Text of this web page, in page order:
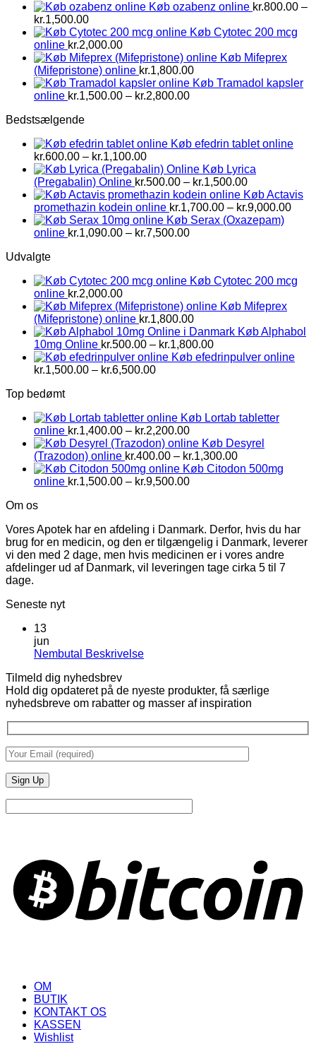
Køb ozabenz online kr.800.00 –
kr.1,500.00Prisinterval:
kr.800.00
til
kr.1,500.00
Køb Cytotec 200 mcg
online kr.2,000.00
Køb Mifeprex
(Mifepristone) online kr.1,800.00
Køb Tramadol kapsler
online kr.1,500.00 – kr.2,800.00Prisinterval:
Bedstsælgende
Køb efedrin tablet online
kr.600.00 – kr.1,100.00Prisinterval:
kr.600.00
til
kr.1,100.00
Køb Lyrica
(Pregabalin) Online kr.500.00 – kr.1,500.00Prisinterval:
kr.500.00
til
kr.1,500.00
Køb Actavis
promethazin kodein online kr.1,700.00 – kr.9,000.00
Køb Serax (Oxazepam)
online kr.1,090.00 – kr.7,500.00Prisinterval:
Udvalgte
Køb Cytotec 200 mcg
online kr.2,000.00
Køb Mifeprex
(Mifepristone) online kr.1,800.00
Køb Alphabol
10mg Online kr.500.00 – kr.1,800.00Prisinterval:
kr.500.00
Køb efedrinpulver online
kr.1,500.00 – kr.6,500.00Prisinterval:
Top bedømt
Køb Lortab tabletter
online kr.1,400.00 – kr.2,200.00Prisinterval:
kr.1,400.00
til
kr.2,200.00
Køb Desyrel
(Trazodon) online kr.400.00 – kr.1,300.00Prisinterval:
kr.400.00
Køb Citodon 500mg
online kr.1,500.00 – kr.9,500.00Prisinterval:
Om os
Vores Apotek har en afdeling i Danmark. Derfor, hvis du har
brug for en medicin, og den er tilgængelig i Danmark, leverer
vi den med 2 dage, men hvis medicinen er i vores andre
afdelinger ud af Danmark, vil leveringen tage cirka 5 til 7
dage.
Seneste nyt
13
jun
Nembutal BeskrivelseIngen
Nembutal
Beskrivelse
Tilmeld dig nyhedsbrev
Hold dig opdateret på de nyeste produkter, få særlige
nyhedsbreve om rabatter og masser af inspiration
OM
BUTIK
KONTAKT OS
KASSEN
Wishlist